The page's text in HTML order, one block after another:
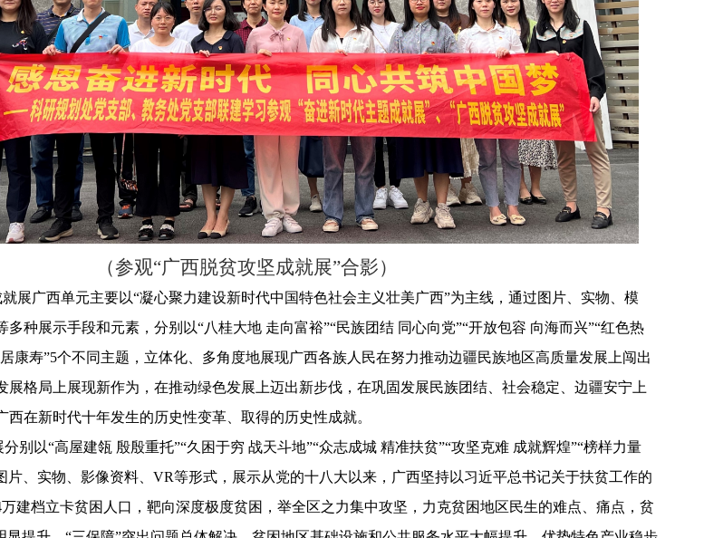
（参观“广西脱贫攻坚成就展”合影）
展广西单元主要以“凝心聚力建设新时代中国特色社会主义壮美广西”为主线，通过图片、实物、模
种展示手段和元素，分别以“八桂大地 走向富裕”“民族团结 同心向党”“开放包容 向海而兴”“红色热
康寿”5个不同主题，立体化、多角度地展现广西各族人民在努力推动边疆民族地区高质量发展上闯出
展格局上展现新作为，在推动绿色发展上迈出新步伐，在巩固发展民族团结、社会稳定、边疆安宁上
西在新时代十年发生的历史性变革、取得的历史性成就。
别以“高屋建瓴 殷殷重托”“久困于穷 战天斗地”“众志成城 精准扶贫”“攻坚克难 成就辉煌”“榜样力量
片、实物、影像资料、VR等形式，展示从党的十八大以来，广西坚持以习近平总书记关于扶贫工作的
建档立卡贫困人口，靶向深度极度贫困，举全区之力集中攻坚，力克贫困地区民生的难点、痛点，贫